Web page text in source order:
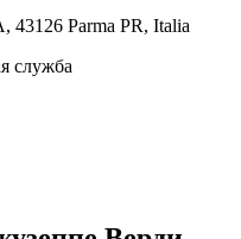
43126 Parma PR, Italia
служба